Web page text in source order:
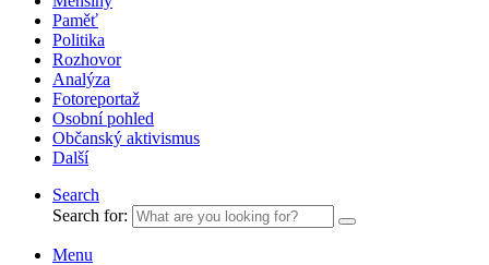
Paměť
Politika
Rozhovor
Analýza
Fotoreportaž
Osobní pohled
Občanský aktivismus
Další
Search
Search for:
Menu